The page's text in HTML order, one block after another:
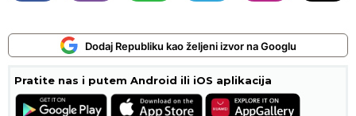
Dodaj Republiku kao željeni izvor na Googlu
Pratite nas i putem Android ili iOS aplikacija